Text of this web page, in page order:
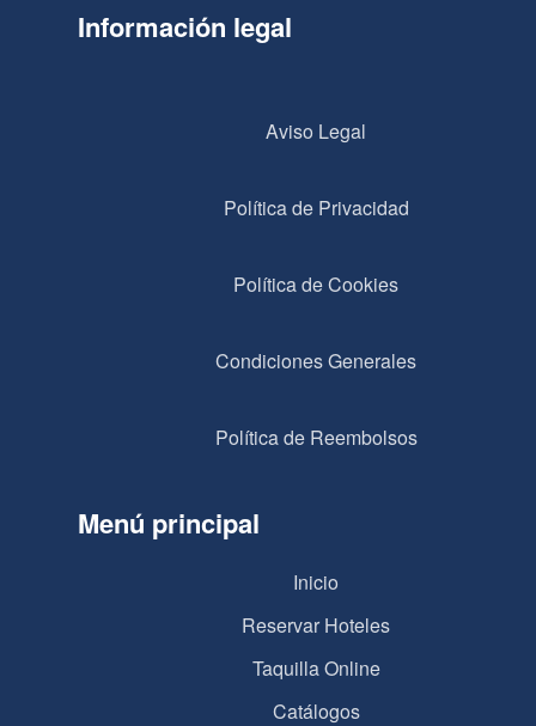
Información legal
Aviso Legal
Política de Privacidad
Política de Cookies
Condiciones Generales
Política de Reembolsos
Menú principal
Inicio
Reservar Hoteles
Taquilla Online
Catálogos